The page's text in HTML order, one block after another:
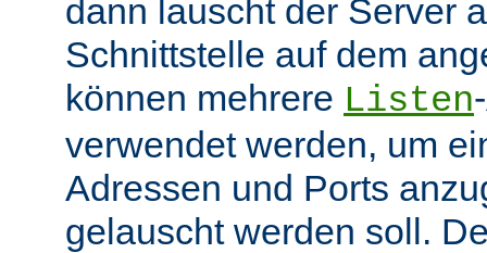
dann lauscht der Server
Schnittstelle auf dem
können mehrere Listen
verwendet werden, um
Adressen und Ports
gelauscht werden soll.